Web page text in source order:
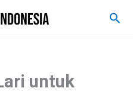
Cari
untuk